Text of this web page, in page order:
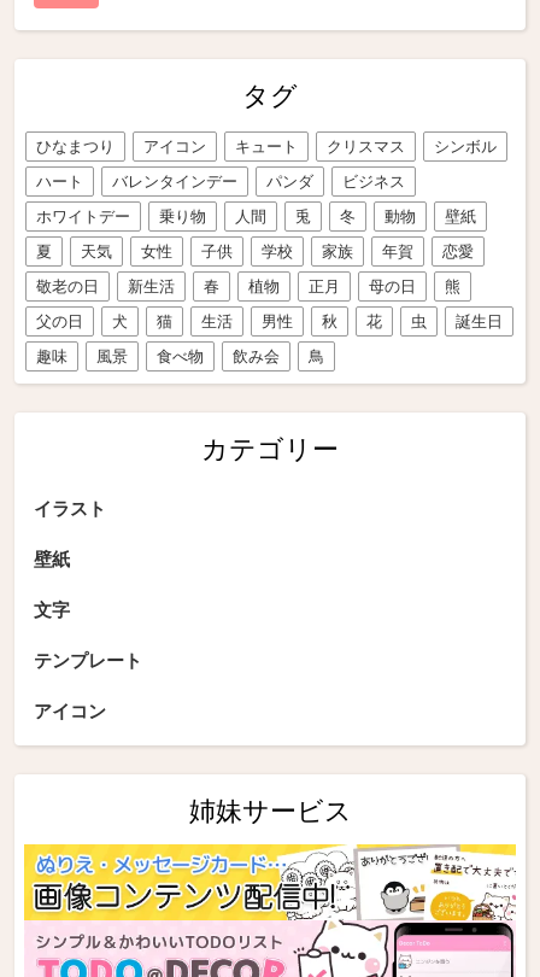
タグ
ひなまつり アイコン キュート クリスマス
シンボル
ハート
バレンタインデー パンダ
ビジネス
ホワイトデー
乗り物 人間 兎 冬 動物
壁紙
夏
天気 女性 子供 学校 家族 年賀
恋愛
敬老の日
新生活 春 植物 正月 母の日
熊
父の日
犬 猫 生活 男性 秋 花 虫
誕生日
趣味
風景 食べ物 飲み会 鳥
カテゴリー
イラスト
壁紙
文字
テンプレート
アイコン
姉妹サービス